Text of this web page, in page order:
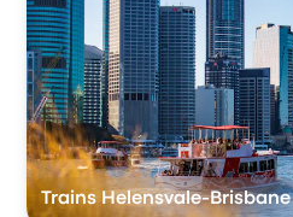
Trains Helensvale-Brisbane